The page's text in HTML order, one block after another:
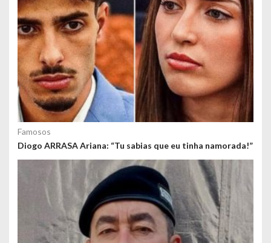
Famosos
Diogo ARRASA Ariana: “Tu sabias que eu tinha namorada!”